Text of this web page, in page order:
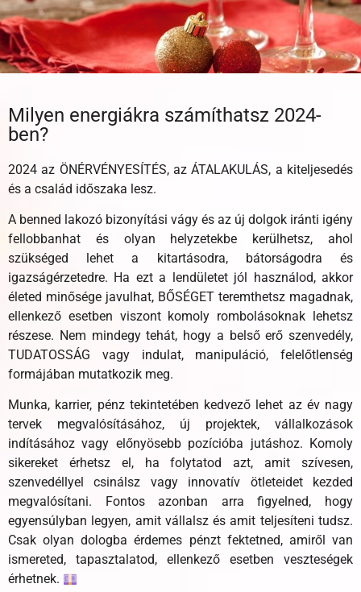
Milyen energiákra számíthatsz 2024-
ben?
2024 az ÖNÉRVÉNYESÍTÉS, az ÁTALAKULÁS, a kiteljesedés
és a család időszaka lesz.
A benned lakozó bizonyítási vágy és az új dolgok iránti igény
fellobbanhat és olyan helyzetekbe kerülhetsz, ahol
szükséged lehet a kitartásodra, bátorságodra és
igazságérzetedre. Ha ezt a lendületet jól használod, akkor
életed minősége javulhat, BŐSÉGET teremthetsz magadnak,
ellenkező esetben viszont komoly rombolásoknak lehetsz
részese. Nem mindegy tehát, hogy a belső erő szenvedély,
TUDATOSSÁG vagy indulat, manipuláció, felelőtlenség
formájában mutatkozik meg.
Munka, karrier, pénz tekintetében kedvező lehet az év nagy
tervek megvalósításához, új projektek, vállalkozások
indításához vagy előnyösebb pozícióba jutáshoz. Komoly
sikereket érhetsz el, ha folytatod azt, amit szívesen,
szenvedéllyel csinálsz vagy innovatív ötleteidet kezded
megvalósítani. Fontos azonban arra figyelned, hogy
egyensúlyban legyen, amit vállalsz és amit teljesíteni tudsz.
Csak olyan dologba érdemes pénzt fektetned, amiről van
ismereted, tapasztalatod, ellenkező esetben veszteségek
érhetnek.